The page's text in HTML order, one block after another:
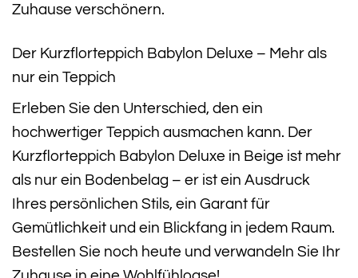
Zuhause verschönern.
Der Kurzflorteppich Babylon Deluxe – Mehr als
nur ein Teppich
Erleben Sie den Unterschied, den ein
hochwertiger Teppich ausmachen kann. Der
Kurzflorteppich Babylon Deluxe in Beige ist mehr
als nur ein Bodenbelag – er ist ein Ausdruck
Ihres persönlichen Stils, ein Garant für
Gemütlichkeit und ein Blickfang in jedem Raum.
Bestellen Sie noch heute und verwandeln Sie Ihr